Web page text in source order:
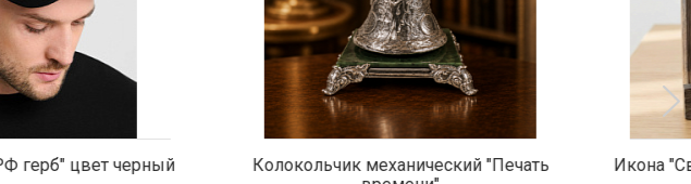
механический "Печать
Икона "Святой Фёдор Ушаков" малая